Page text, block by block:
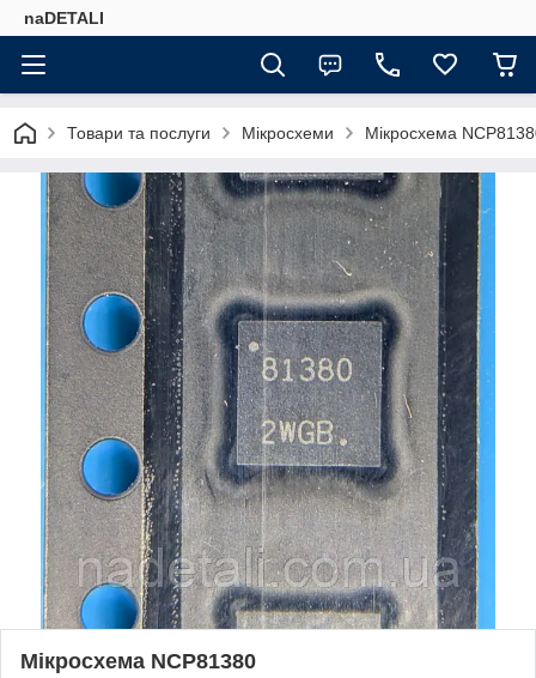
naDETALI
Товари та послуги Мікросхеми Мікросхема
Мікросхема NCP81380